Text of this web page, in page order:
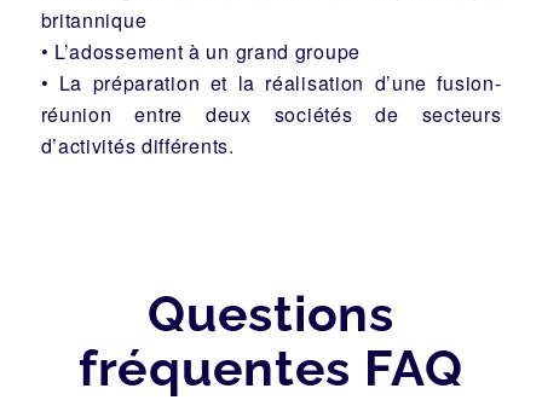
britannique
• L’adossement à un grand groupe
• La préparation et la réalisation d’une fusion-
réunion entre deux sociétés de secteurs
d’activités différents.
Questions
fréquentes FAQ